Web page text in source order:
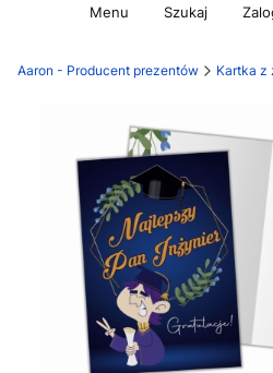
Menu Szukaj
Aaron - Producent prezentów Kartka z